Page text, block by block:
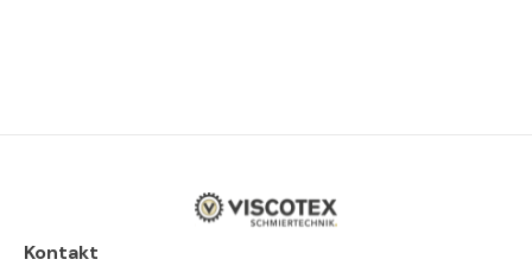
Kontakt